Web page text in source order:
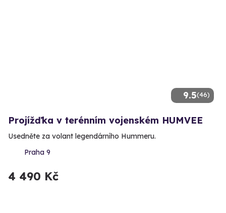
9.5(46)
Projížďka v terénním vojenském HUMVEE
Usedněte za volant legendárního Hummeru.
Praha 9
4 490 Kč